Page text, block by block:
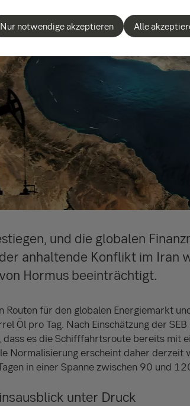
und die globalen
anhaltende Konflikt im Iran
Hormus beeinträchtigt.
Routen für den globalen Energiemarkt
Öl pro Tag. Nach Einschätzung der
es die Schifffahrtsroute bereits mit
Normalisierung erscheint daher derzeit
in einer Spanne zwischen 90 und
unter Druck
Nur notwendige akzeptieren Alle